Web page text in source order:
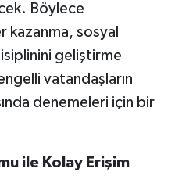
Böylece
kazanma, sosyal
geliştirme
vatandaşların
denemeleri için bir
ile Kolay Erişim